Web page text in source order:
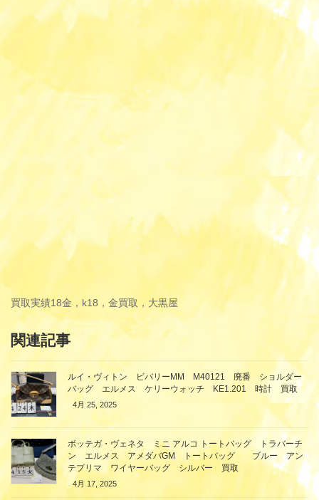
買取実績18金，k18，金買取，大黒屋
関連記事
ルイ・ヴィトン ビバリーMM M40121 廃番 ショルダー
バッグ エルメス ケリーウォッチ KE1.201 時計 買取
4月 25, 2025
ボッテガ・ヴェネタ ミニ アルコ トートバッグ トラバーチ
ン エルメス アメダバGM トートバッグ ブルー アン
テプリマ ワイヤーバッグ シルバー 買取
4月 17, 2025